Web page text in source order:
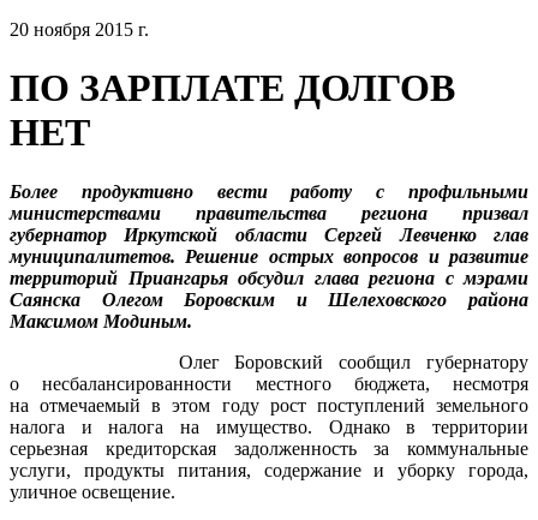
20 ноября 2015 г.
ПО ЗАРПЛАТЕ ДОЛГОВ
НЕТ
Более продуктивно вести работу с профильными
министерствами правительства региона призвал
губернатор Иркутской области Сергей Левченко глав
муниципалитетов. Решение острых вопросов и развитие
территорий Приангарья обсудил глава региона с мэрами
Саянска Олегом Боровским и Шелеховского района
Максимом Модиным.
Олег Боровский сообщил губернатору
о несбалансированности местного бюджета, несмотря
на отмечаемый в этом году рост поступлений земельного
налога и налога на имущество. Однако в территории
серьезная кредиторская задолженность за коммунальные
услуги, продукты питания, содержание и уборку города,
уличное освещение.